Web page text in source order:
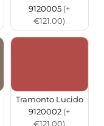
9120005 (+
€121.00)
Tramonto Lucido
9120002 (+
€121.00)